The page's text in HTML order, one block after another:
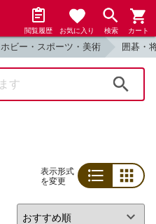
閲覧履歴 お気に入り 検索 カート
ホビー・スポーツ・美術 囲碁・
表示形式
を変更